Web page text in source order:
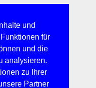
und
für
und die
analysieren.
zu Ihrer
Partner